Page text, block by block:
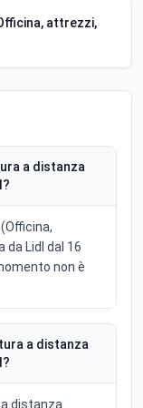
attrezzi,
a distanza
Lidl dal 16
non è
a distanza
distanza